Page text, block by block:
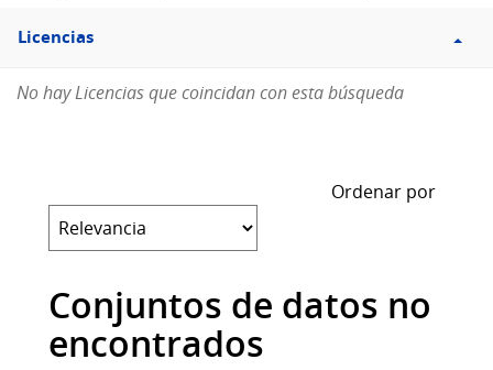
Filtro
Licencias
Licencias
No hay Licencias que coincidan con esta búsqueda
Ordenar por
Conjuntos de datos no
encontrados